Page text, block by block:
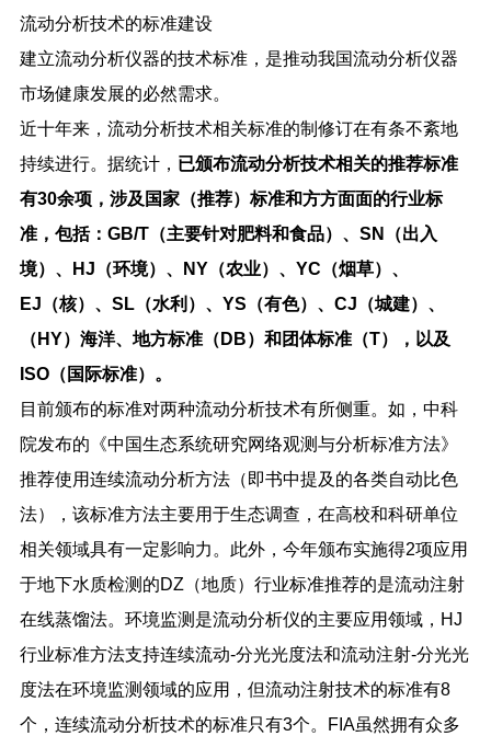
流动分析技术的标准建设
建立流动分析仪器的技术标准，是推动我国流动分析仪器
市场健康发展的必然需求。
近十年来，流动分析技术相关标准的制修订在有条不紊地
持续进行。据统计， 已颁布流动分析技术相关的推荐标准
有30余项，涉及国家（推荐）标准和方方面面的行业标
准，包括： GB/T（主要针对肥料和食品）、 SN
（出入
境）、
HJ （环境）、 NY（农业）、 YC （烟草）、
EJ （核）、 SL（水利）、 YS （有色）、 CJ （城建）、
（ HY）海洋、地方标准（ DB）和团体标准（T），以及
ISO（国际标准）。
目前颁布的标准对两种流动分析技术有所侧重。如，中科
院发布的《中国生态系统研究网络观测与分析标准方法》
推荐使用连续流动分析方法（即书中提及的各类自动比色
法），该标准方法主要用于生态调查，在高校和科研单位
相关领域具有一定影响力。此外，今年颁布实施得2项应用
于地下水质检测的DZ （地质）行业标准推荐的是流动注射
在线蒸馏法。环境监测是流动分析仪的主要应用领域， HJ
行业标准方法支持连续流动-分光光度法和流动注射-分光光
度法在环境监测领域的应用，但流动注射技术的标准有8
个，连续流动分析技术的标准只有3个。 FIA虽然拥有众多